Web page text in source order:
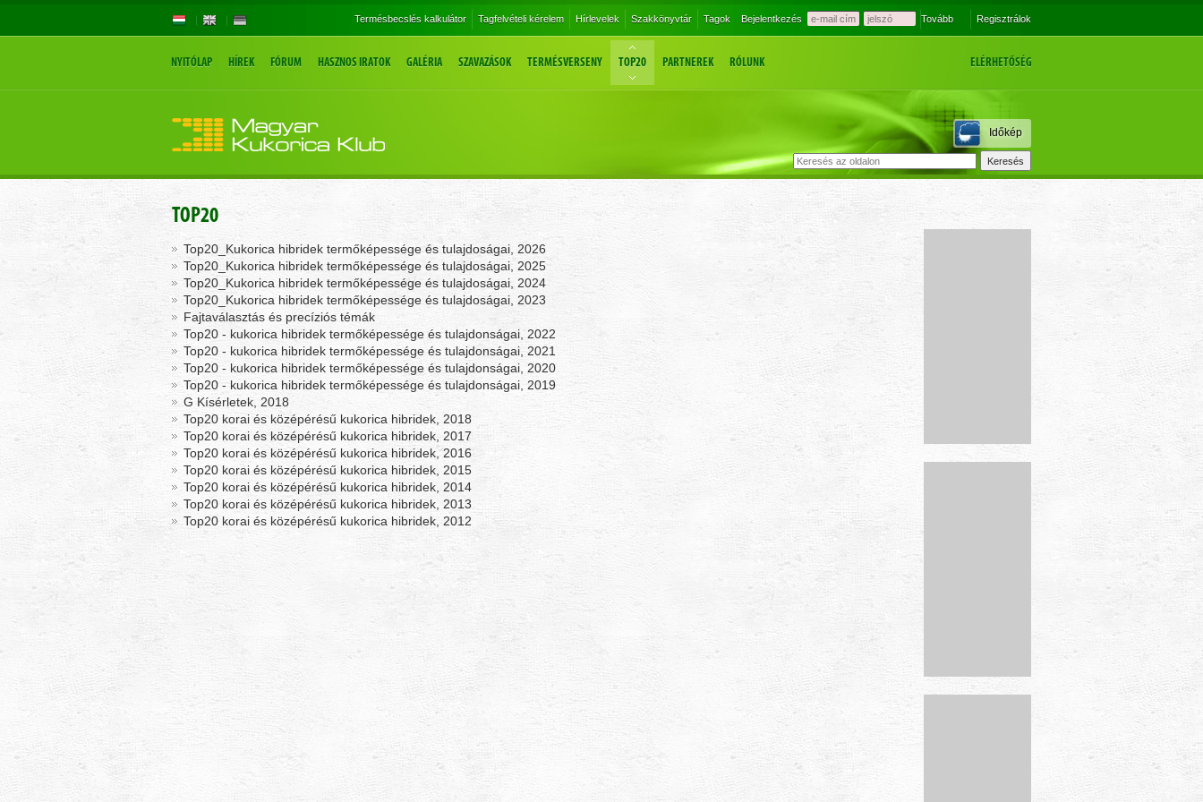
Termésbecslés kalkulátor Tagfelvételi kérelem Hírlevelek Szakkönyvtár Tagok Bejelentkezés Tovább Regisztrálok
NYITÓLAP HÍREK FÓRUM HASZNOS IRATOK GALÉRIA SZAVAZÁSOK TERMÉSVERSENY TOP20 PARTNEREK RÓLUNK ELÉRHETŐSÉG
Időkép
TOP20
Top20_Kukorica hibridek termőképessége és tulajdoságai, 2026
Top20_Kukorica hibridek termőképessége és tulajdoságai, 2025
Top20_Kukorica hibridek termőképessége és tulajdoságai, 2024
Top20_Kukorica hibridek termőképessége és tulajdoságai, 2023
Fajtaválasztás és precíziós témák
Top20 - kukorica hibridek termőképessége és tulajdonságai, 2022
Top20 - kukorica hibridek termőképessége és tulajdonságai, 2021
Top20 - kukorica hibridek termőképessége és tulajdonságai, 2020
Top20 - kukorica hibridek termőképessége és tulajdonságai, 2019
G Kísérletek, 2018
Top20 korai és középérésű kukorica hibridek, 2018
Top20 korai és középérésű kukorica hibridek, 2017
Top20 korai és középérésű kukorica hibridek, 2016
Top20 korai és középérésű kukorica hibridek, 2015
Top20 korai és középérésű kukorica hibridek, 2014
Top20 korai és középérésű kukorica hibridek, 2013
Top20 korai és középérésű kukorica hibridek, 2012